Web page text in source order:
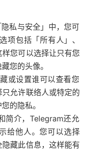
私与安全」中，您可
项包括「所有人」、
样您可以选择让只有您
您的头像。
或设置谁可以查看您
允许联络人或特定的
的隐私。
简介，Telegram还允
给他人。您可以选择
隐藏此信息，这样能有